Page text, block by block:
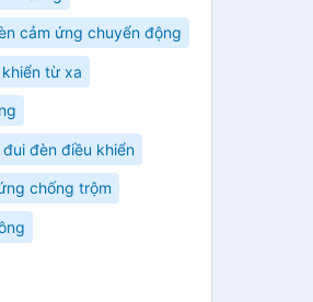
cảm ứng chuyển động
từ xa
đui đèn điều khiển
chống trộm